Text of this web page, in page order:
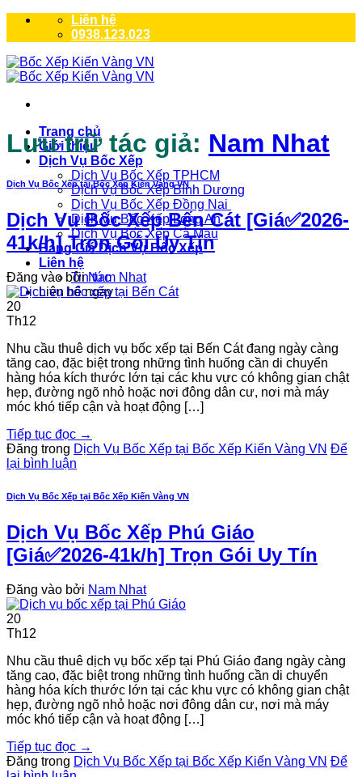
dung
Liên hệ
0938.123.023
Trang chủ
Giới thiệu
Dịch Vụ Bốc Xếp
Dịch Vụ Bốc Xếp TPHCM
Dịch Vụ Bốc Xếp Bình Dương
Dịch Vụ Bốc Xếp Đồng Nai
Dịch Vụ Bốc Xếp Long An
Dịch Vụ Bốc Xếp Cà Mau
Bảng Giá Dịch Vụ Bốc Xếp
Liên hệ
Tin tức
Liên hệ ngay
Lưu trữ tác giả: Nam Nhat
Dịch Vụ Bốc Xếp tại Bốc Xếp Kiến Vàng VN
Dịch Vụ Bốc Xếp Bến Cát [Giá✅2026-
41k/h] Trọn Gói Uy Tín
Đăng vào bởiNam Nhat
20
Th12
Nhu cầu thuê dịch vụ bốc xếp tại Bến Cát đang ngày càng
tăng cao, đặc biệt trong những tình huống cần di chuyển
hàng hóa kích thước lớn tại các khu vực có không gian chật
hẹp, đường ngõ nhỏ hoặc nơi đông dân cư, nơi mà máy
móc khó tiếp cận và hoạt động […]
Tiếp tục đọc →
Đăng trong Dịch Vụ Bốc Xếp tại Bốc Xếp Kiến Vàng VN Để
lại bình luận
Dịch Vụ Bốc Xếp tại Bốc Xếp Kiến Vàng VN
Dịch Vụ Bốc Xếp Phú Giáo
[Giá✅2026-41k/h] Trọn Gói Uy Tín
Đăng vào bởi Nam Nhat
20
Th12
Nhu cầu thuê dịch vụ bốc xếp tại Phú Giáo đang ngày càng
tăng cao, đặc biệt trong những tình huống cần di chuyển
hàng hóa kích thước lớn tại các khu vực có không gian chật
hẹp, đường ngõ nhỏ hoặc nơi đông dân cư, nơi mà máy
móc khó tiếp cận và hoạt động […]
Tiếp tục đọc →
Đăng trong Dịch Vụ Bốc Xếp tại Bốc Xếp Kiến Vàng VN Để